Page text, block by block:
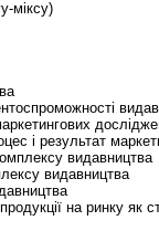
міксу)
і результат
видавництва
видавництва
на ринку як